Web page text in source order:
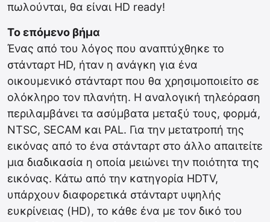
πωλούνται, θα είναι HD ready!
Το επόμενο βήμα
Ένας από του λόγος που αναπτύχθηκε το
στάνταρτ HD, ήταν η ανάγκη για ένα
οικουμενικό στάνταρτ που θα χρησιμοποιείτο σε
ολόκληρο τον πλανήτη. Η αναλογική τηλεόραση
περιλαμβάνει τα ασύμβατα μεταξύ τους, φορμά,
NTSC, SECAM και PAL. Για την μετατροπή της
εικόνας από το ένα στάνταρτ στο άλλο απαιτείτε
μια διαδικασία η οποία μειώνει την ποιότητα της
εικόνας. Κάτω από την κατηγορία HDTV,
υπάρχουν διαφορετικά στάνταρτ υψηλής
ευκρίνειας (HD), το κάθε ένα με τον δικό του